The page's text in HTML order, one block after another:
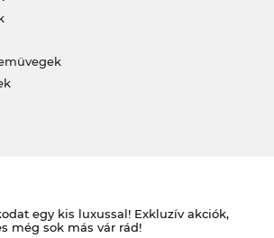
egy kis luxussal! Exkluzív akciók,
még sok más vár rád!